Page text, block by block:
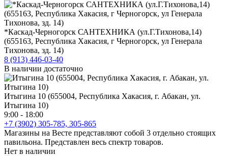
*Каскад-Черногорск САНТЕХНИКА (ул.Г.Тихонова,14)
(655163, Республика Хакасия, г Черногорск, ул Генерала
Тихонова, зд. 14)
8 (913) 446-03-40
В наличии достаточно
Итыгина 10 (655004, Республика Хакасия, г. Абакан, ул.
Итыгина 10)
9:00 - 18:00
+7 (3902) 305-785, 305-865
Магазины на Весте представляют собой 3 отдельно стоящих
павильона. Представлен весь спектр товаров.
Нет в наличии